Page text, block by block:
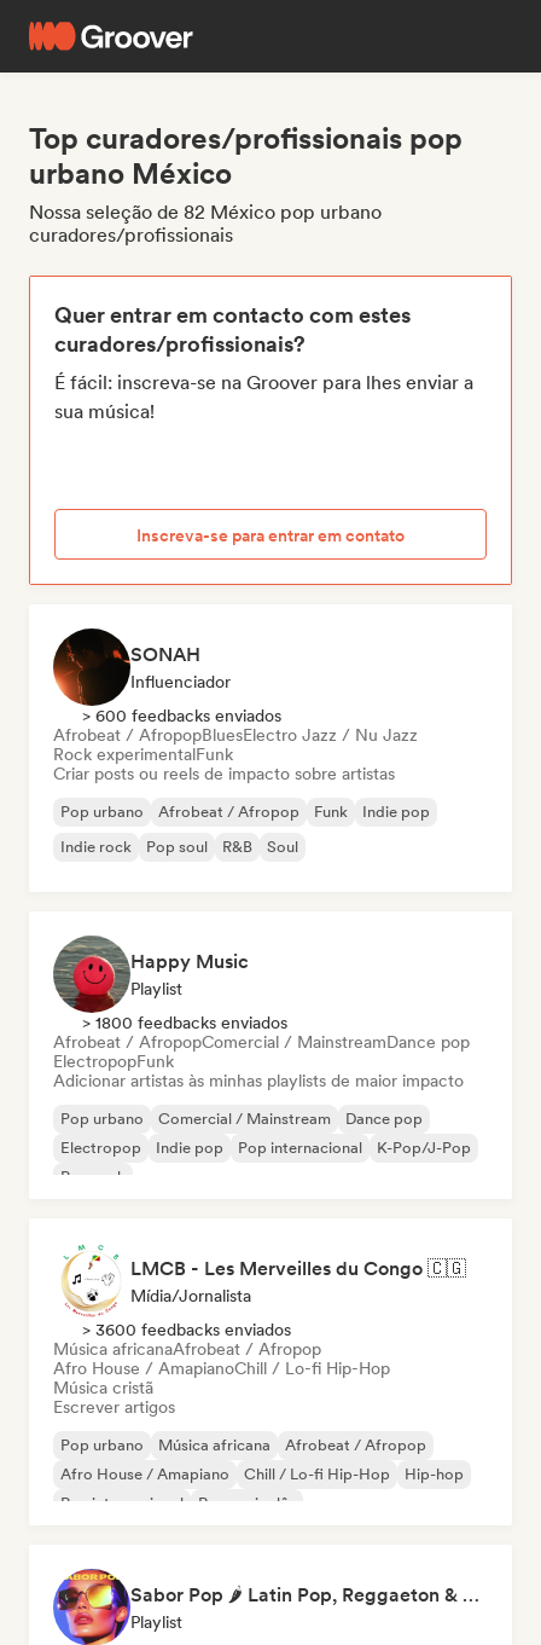
Top curadores/profissionais pop
urbano México
Nossa seleção de 82 México pop urbano
curadores/profissionais
Quer entrar em contacto com estes
curadores/profissionais?
É fácil: inscreva-se na Groover para lhes enviar a
sua música!
Inscreva-se para entrar em contato
SONAH
Influenciador
> 600 feedbacks enviados
Afrobeat / AfropopBluesElectro Jazz / Nu Jazz
Rock experimentalFunk
Criar posts ou reels de impacto sobre artistas
Pop urbano Afrobeat / Afropop Funk
Indie pop
Indie rock
Pop soul R&B Soul
Happy Music
Playlist
> 1800 feedbacks enviados
Afrobeat / AfropopComercial / MainstreamDance pop
ElectropopFunk
Adicionar artistas às minhas playlists de maior impacto
Pop urbano Comercial / Mainstream
Dance pop
Electropop
Indie pop Pop internacional
K-Pop/J-Pop
Pop rock
LMCB - Les Merveilles du Congo 🇨🇬
Mídia/Jornalista
> 3600 feedbacks enviados
Música africanaAfrobeat / Afropop
Afro House / AmapianoChill / Lo-fi Hip-Hop
Música cristã
Escrever artigos
Pop urbano Música africana
Afrobeat / Afropop
Afro House / Amapiano
Chill / Lo-fi Hip-Hop
Hip-hop
Rap internacional
Rap em inglês
Sabor Pop 🌶️ Latin Pop, Reggaeton & Latin Club Hits
Playlist